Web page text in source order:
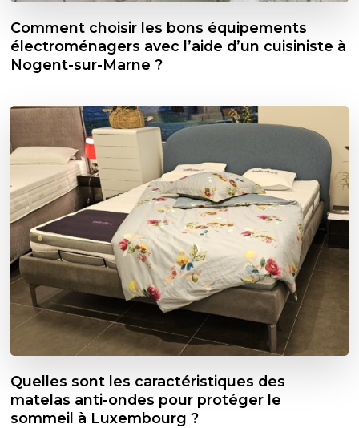
Comment choisir les bons équipements
électroménagers avec l’aide d’un cuisiniste à
Nogent-sur-Marne ?
Quelles sont les caractéristiques des
matelas anti-ondes pour protéger le
sommeil à Luxembourg ?